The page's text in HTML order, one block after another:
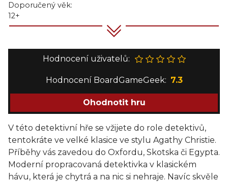
Doporučený věk:
12+
Hodnocení uživatelů:
Hodnocení BoardGameGeek: 7.3
Ohodnotit hru
V této detektivní hře se vžijete do role detektivů,
tentokráte ve velké klasice ve stylu Agathy Christie.
Příběhy vás zavedou do Oxfordu, Skotska či Egypta.
Moderní propracovaná detektivka v klasickém
hávu, která je chytrá a na nic si nehraje. Navíc skvěle